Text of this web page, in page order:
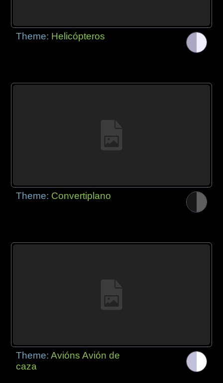
Theme: Helicópteros
Theme: Convertiplano
Theme:Avións Avión de
caza